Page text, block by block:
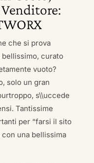
che si prova
curato
vuoto?
solo un gran
s\\uccede
Tantissime
per “farsi il sito
una bellissima